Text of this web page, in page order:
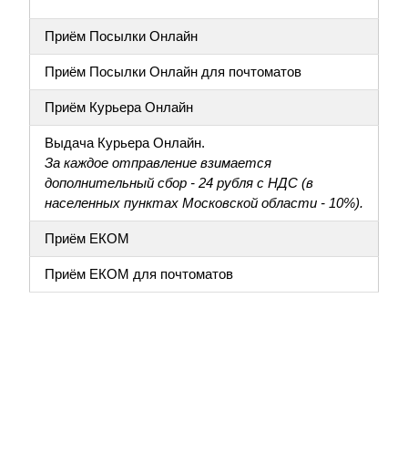
Приём Посылки Онлайн
Приём Посылки Онлайн для почтоматов
Приём Курьера Онлайн
Выдача Курьера Онлайн.
За каждое отправление взимается
дополнительный сбор - 24 рубля с НДС (в
населенных пунктах Московской области - 10%).
Приём ЕКОМ
Приём ЕКОМ для почтоматов